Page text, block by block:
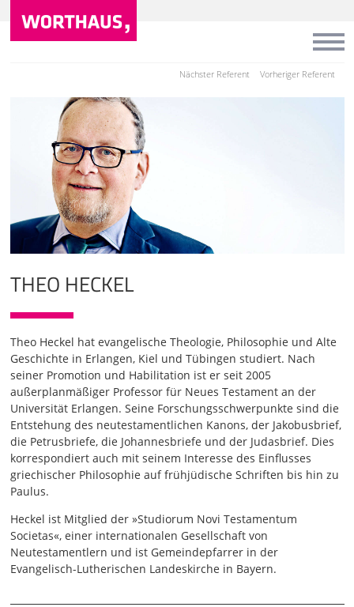
Vorheriger Referent
Nächster Referent
THEO HECKEL
Theo Heckel hat evangelische Theologie, Philosophie und Alte
Geschichte in Erlangen, Kiel und Tübingen studiert. Nach
seiner Promotion und Habilitation ist er seit 2005
außerplanmäßiger Professor für Neues Testament an der
Universität Erlangen. Seine Forschungsschwerpunkte sind die
Entstehung des neutestamentlichen Kanons, der Jakobusbrief,
die Petrusbriefe, die Johannesbriefe und der Judasbrief. Dies
korrespondiert auch mit seinem Interesse des Einflusses
griechischer Philosophie auf frühjüdische Schriften bis hin zu
Paulus.
Heckel ist Mitglied der »Studiorum Novi Testamentum
Societas«, einer internationalen Gesellschaft von
Neutestamentlern und ist Gemeindepfarrer in der
Evangelisch-Lutherischen Landeskirche in Bayern.